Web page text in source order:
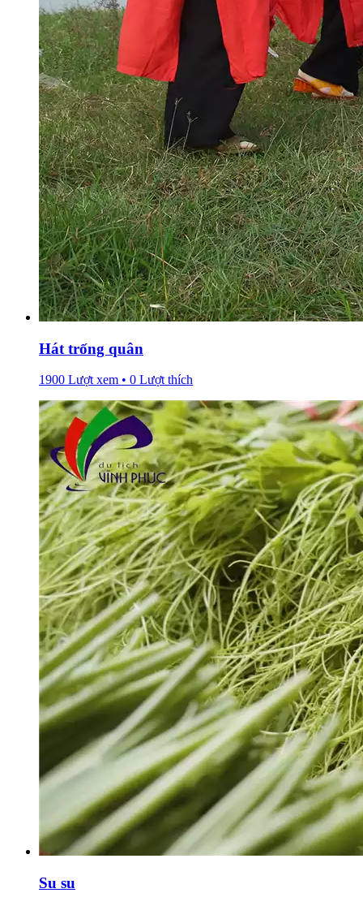
Hát trống quân
1900 Lượt xem • 0 Lượt thích
Su su